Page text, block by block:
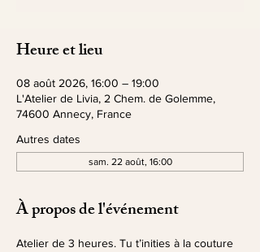
Heure et lieu
08 août 2026, 16:00 – 19:00
L'Atelier de Livia, 2 Chem. de Golemme,
74600 Annecy, France
Autres dates
sam. 22 août, 16:00
À propos de l'événement
Atelier de 3 heures. Tu t’inities à la couture